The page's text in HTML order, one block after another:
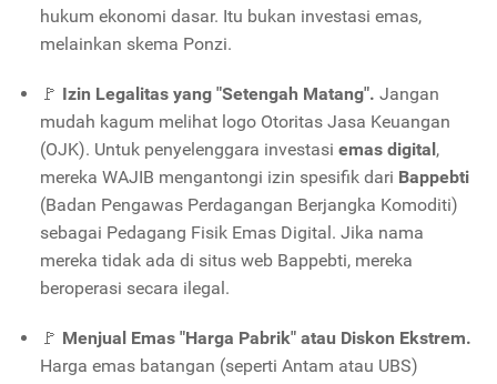
hukum ekonomi dasar. Itu bukan investasi emas,
melainkan skema Ponzi.
🚩 Izin Legalitas yang "Setengah Matang". Jangan
mudah kagum melihat logo Otoritas Jasa Keuangan
(OJK). Untuk penyelenggara investasi emas digital,
mereka WAJIB mengantongi izin spesifik dari Bappebti
(Badan Pengawas Perdagangan Berjangka Komoditi)
sebagai Pedagang Fisik Emas Digital. Jika nama
mereka tidak ada di situs web Bappebti, mereka
beroperasi secara ilegal.
🚩 Menjual Emas "Harga Pabrik" atau Diskon Ekstrem.
Harga emas batangan (seperti Antam atau UBS)